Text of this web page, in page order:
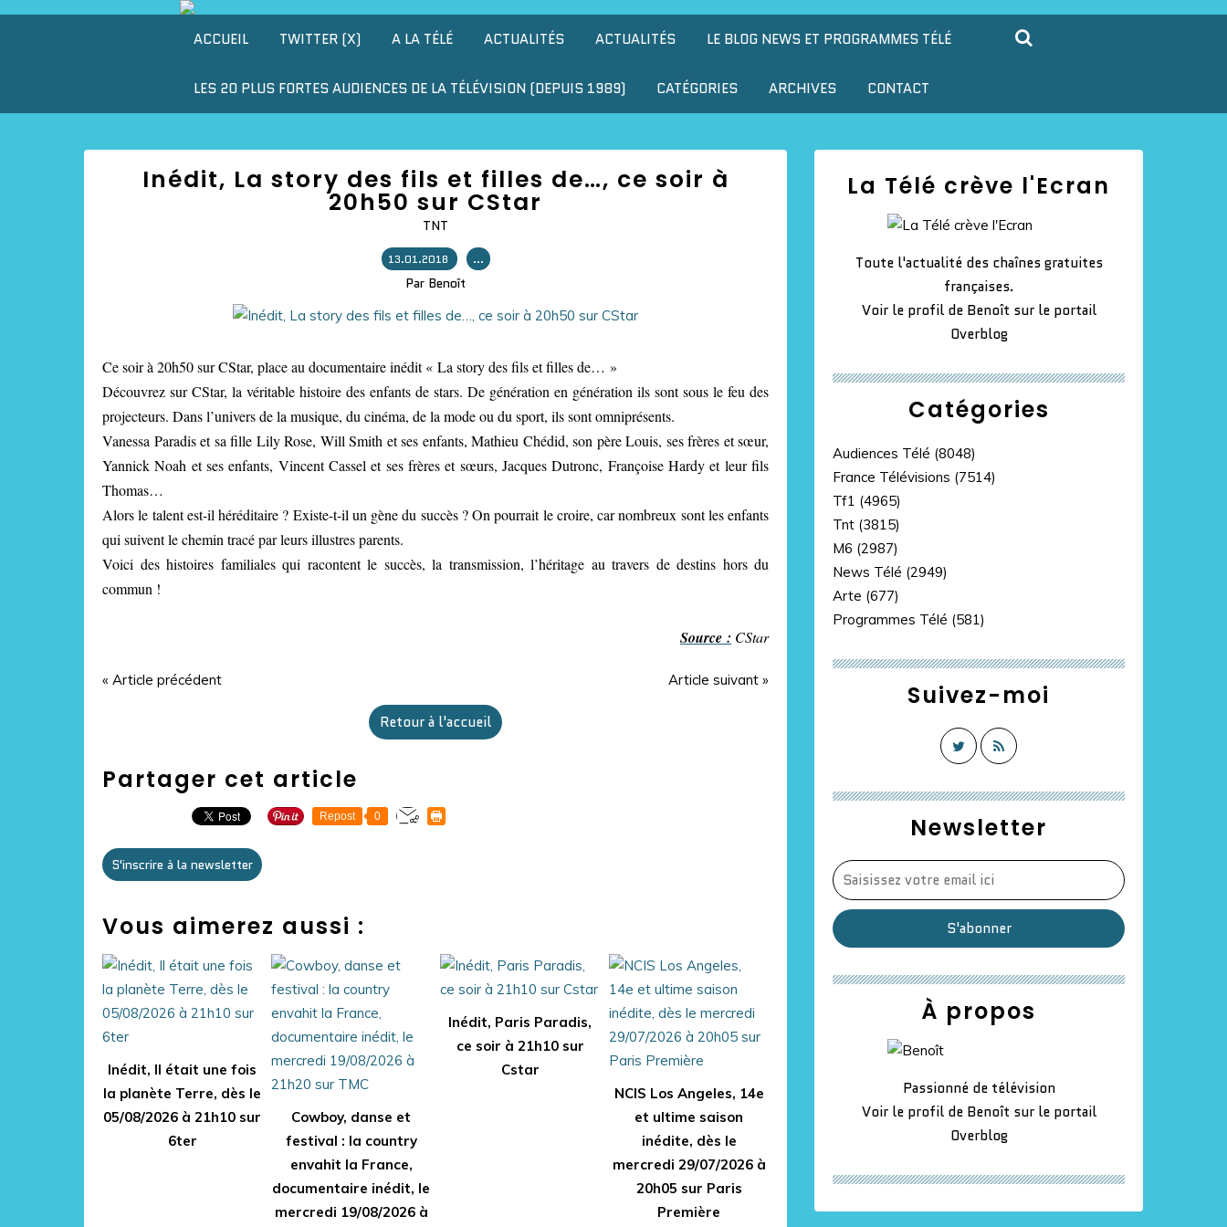
ACCUEIL TWITTER (X) A LA TÉLÉ ACTUALITÉS ACTUALITÉS LE BLOG NEWS ET PROGRAMMES TÉLÉ
LES 20 PLUS FORTES AUDIENCES DE LA TÉLÉVISION (DEPUIS 1989) CATÉGORIES ARCHIVES CONTACT
Inédit, La story des fils et filles de…, ce soir à
20h50 sur CStar
TNT
13.01.2018 …
Par Benoît
Ce soir à 20h50 sur CStar, place au documentaire inédit « La story des fils et filles de… »
Découvrez sur CStar, la véritable histoire des enfants de stars. De génération en génération ils sont sous le feu des
projecteurs. Dans l’univers de la musique, du cinéma, de la mode ou du sport, ils sont omniprésents.
Vanessa Paradis et sa fille Lily Rose, Will Smith et ses enfants, Mathieu Chédid, son père Louis, ses frères et sœur,
Yannick Noah et ses enfants, Vincent Cassel et ses frères et sœurs, Jacques Dutronc, Françoise Hardy et leur fils
Thomas…
Alors le talent est-il héréditaire ? Existe-t-il un gène du succès ? On pourrait le croire, car nombreux sont les enfants
qui suivent le chemin tracé par leurs illustres parents.
Voici des histoires familiales qui racontent le succès, la transmission, l’héritage au travers de destins hors du
commun !
Source : CStar
« Article précédent Article suivant »
Retour à l'accueil
Partager cet article
Repost 0
S'inscrire à la newsletter
Vous aimerez aussi :
Inédit, Il était une fois
la planète Terre, dès le
05/08/2026 à 21h10 sur
6ter
Cowboy, danse et
festival : la country
envahit la France,
documentaire inédit, le
mercredi 19/08/2026 à
Inédit, Paris Paradis,
ce soir à 21h10 sur
Cstar
NCIS Los Angeles, 14e
et ultime saison
inédite, dès le
mercredi 29/07/2026 à
20h05 sur Paris
Première
Newsletter
Catégories
Audiences Télé (8048)
France Télévisions (7514)
Tf1 (4965)
Tnt (3815)
M6 (2987)
News Télé (2949)
Arte (677)
Programmes Télé (581)
La Télé crève l'Ecran
Toute l'actualité des chaînes gratuites
françaises.
Voir le profil de Benoît sur le portail
Overblog
Suivez-moi
À propos
Passionné de télévision
Voir le profil de Benoît sur le portail
Overblog